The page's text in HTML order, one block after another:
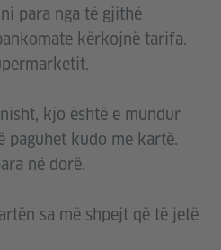
para nga të gjithë
kërkojnë tarifa.
kjo është e mundur
paguhet kudo me kartë.
në dorë.
sa më shpejt që të jetë